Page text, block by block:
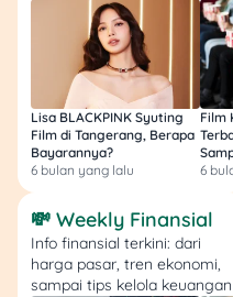
Tips dan Trik Agar
Pinjaman Online di
2025
Kalau kamu udah isi data
lengkap, upload KTP
dengan jelas, tapi
pengajuan pinjaman online
tetap aja ditolak, jangan
buru-buru nyerah! Di tahun
Lisa BLACKPINK Syuting
Film di Tangerang, Berapa
Bayarannya?
6 bulan yang lalu
Film
6
💸 Weekly Finansial
Info finansial terkini: dari
harga pasar, tren ekonomi,
sampai tips kelola keuangan